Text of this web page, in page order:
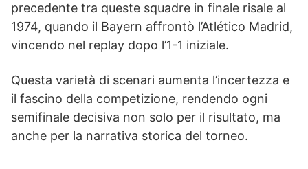
precedente tra queste squadre in finale risale al
1974, quando il Bayern affrontò l’Atlético Madrid,
vincendo nel replay dopo l’1-1 iniziale.
Questa varietà di scenari aumenta l’incertezza e
il fascino della competizione, rendendo ogni
semifinale decisiva non solo per il risultato, ma
anche per la narrativa storica del torneo.